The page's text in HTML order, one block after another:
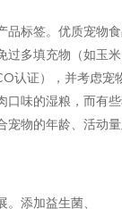
品标签。优质宠物
过多填充物（如玉
认证），并考虑宠
口味的湿粮，而有
宠物的年龄、活动
添加益生菌、